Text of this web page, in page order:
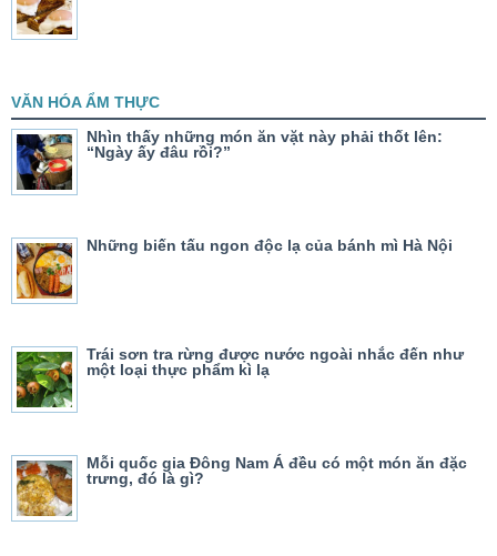
VĂN HÓA ẨM THỰC
Nhìn thấy những món ăn vặt này phải thốt lên:
“Ngày ấy đâu rồi?”
Những biến tấu ngon độc lạ của bánh mì Hà Nội
Trái sơn tra rừng được nước ngoài nhắc đến như
một loại thực phẩm kì lạ
Mỗi quốc gia Đông Nam Á đều có một món ăn đặc
trưng, đó là gì?